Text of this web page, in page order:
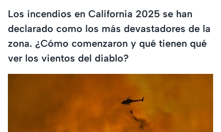
Los incendios en California 2025 se han
declarado como los más devastadores de la
zona. ¿Cómo comenzaron y qué tienen qué
ver los vientos del diablo?